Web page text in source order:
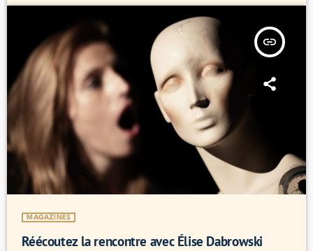
insert_link
MAGAZINES
Réécoutez la rencontre avec Élise Dabrowski